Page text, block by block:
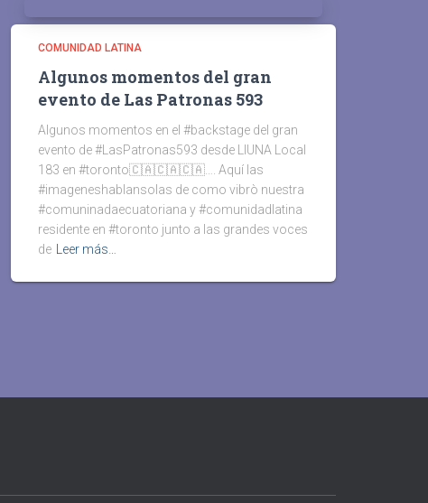
COMUNIDAD LATINA
Algunos momentos del gran
evento de Las Patronas 593
Algunos momentos en el #backstage del gran
evento de #LasPatronas593 desde LIUNA Local
183 en #toronto🇨🇦🇨🇦🇨🇦…. Aquí las
#imageneshablansolas de como vibrò nuestra
#comuninadaecuatoriana y #comunidadlatina
residente en #toronto junto a las grandes voces
de
Leer más…